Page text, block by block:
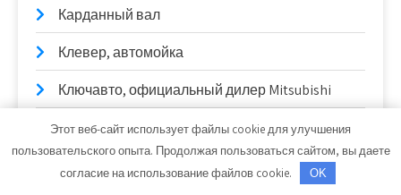
Карданный вал
Клевер, автомойка
Ключавто, официальный дилер Mitsubishi
Ключавто, официальный дилер Nissan
Ключевой, гостевой дом
Этот веб-сайт использует файлы cookie для улучшения
пользовательского опыта. Продолжая пользоваться сайтом, вы даете
согласие на использование файлов cookie.
OK